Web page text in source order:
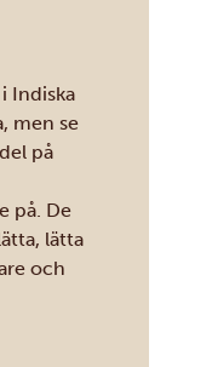
Indiska
men se
på
på. De
lätta
och